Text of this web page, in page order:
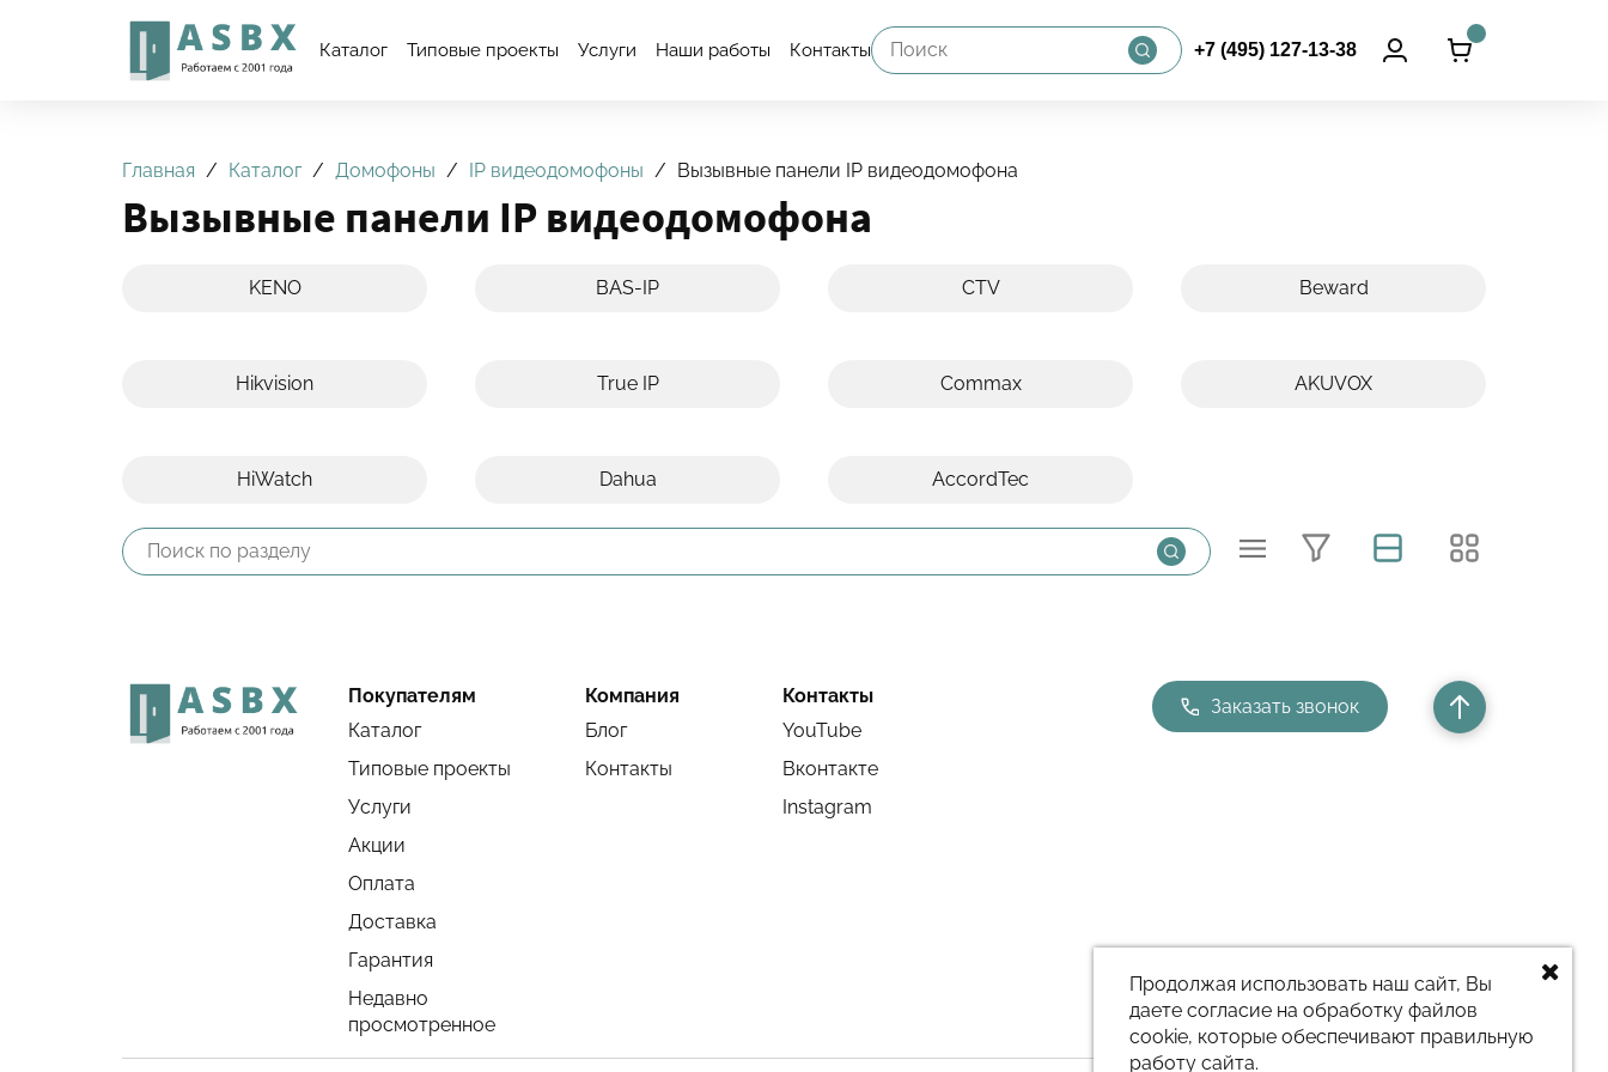
Каталог Типовые проекты Услуги Наши работы Контакты +7 (495) 127-13-38
Главная Каталог Домофоны IP видеодомофоны Вызывные панели IP видеодомофона
Вызывные панели IP видеодомофона
KENO BAS-IP CTV Beward
Hikvision True IP Commax AKUVOX
HiWatch Dahua AccordTec
Покупателям
Каталог
Типовые проекты
Услуги
Акции
Оплата
Доставка
Гарантия
Недавно
просмотренное
Компания
Блог
Контакты
Контакты
YouTube
Вконтакте
Instagram
Заказать звонок
Продолжая использовать наш сайт, Вы
даете согласие на обработку файлов
cookie, которые обеспечивают правильную
работу сайта.